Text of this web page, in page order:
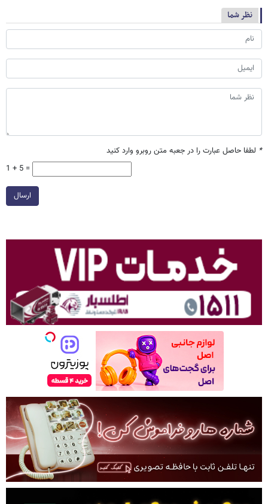
نظر شما
* لطفا حاصل عبارت را در جعبه متن روبرو وارد کنید
1 + 5 =
ارسال